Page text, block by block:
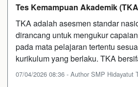
Tes Kemampuan Akademik
TKA adalah asesmen standar
dirancang untuk mengukur
pada mata pelajaran tertentu
kurikulum yang berlaku. TKA
07/04/2026 08:36 - Author SMP Hidayatut